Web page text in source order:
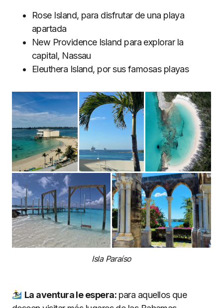
Rose Island, para disfrutar de una playa
apartada
New Providence Island para explorar la
capital, Nassau
Eleuthera Island, por sus famosas playas
Isla Paraíso
La aventura le espera: para aquellos que